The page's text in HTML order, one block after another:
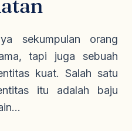
sekumpulan orang
tapi juga sebuah
kuat. Salah satu
itu adalah baju